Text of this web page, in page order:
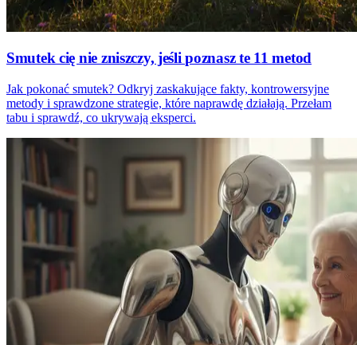
Smutek cię nie zniszczy, jeśli poznasz te 11 metod
Jak pokonać smutek? Odkryj zaskakujące fakty, kontrowersyjne
metody i sprawdzone strategie, które naprawdę działają. Przełam
tabu i sprawdź, co ukrywają eksperci.